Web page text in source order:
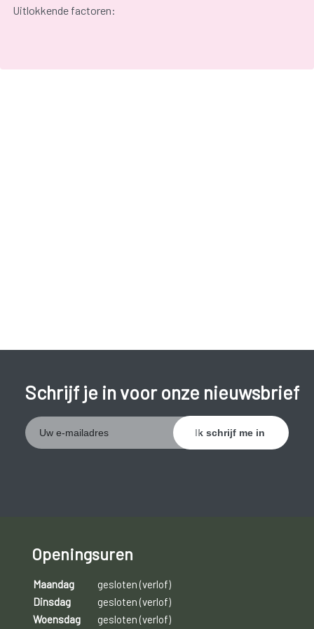
Uitlokkende factoren:
overlijden naaste;
Schrijf je in voor onze nieuwsbrief
Openingsuren
Maandag
gesloten (verlof)
Dinsdag
gesloten (verlof)
Woensdag
gesloten (verlof)